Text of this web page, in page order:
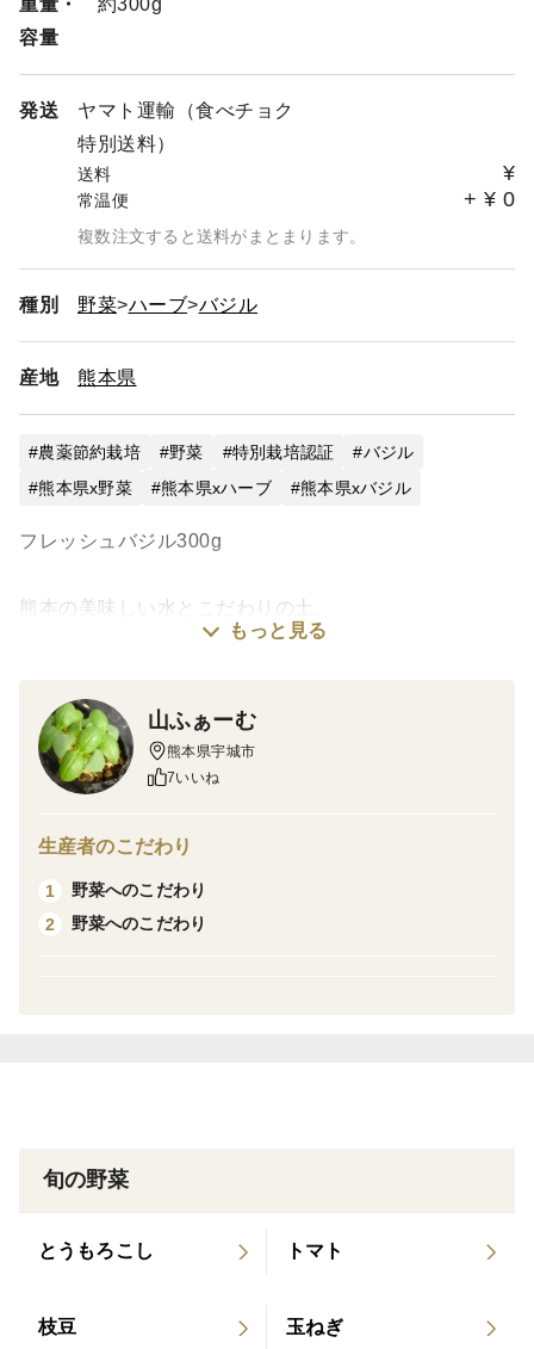
重量・
容量
約300g
発送
ヤマト運輸（食べチョク
特別送料）
送料 ¥
常温便 + ¥ 0
複数注文すると送料がまとまります。
種別 野菜 ハーブ バジル
産地 熊本県
農薬節約栽培 野菜 特別栽培認証
バジル
熊本県x野菜
熊本県xハーブ 熊本県xバジル
フレッシュバジル300g
熊本の美味しい水とこだわりの土、
自慢のバジルです！
朝摘みしたバジルを
フレッシュなまま お届けします
もっと見る
山ふぁーむ
熊本県宇城市
7いいね
生産者のこだわり
1
野菜へのこだわり
2
野菜へのこだわり
旬の野菜
とうもろこし トマト
枝豆 玉ねぎ